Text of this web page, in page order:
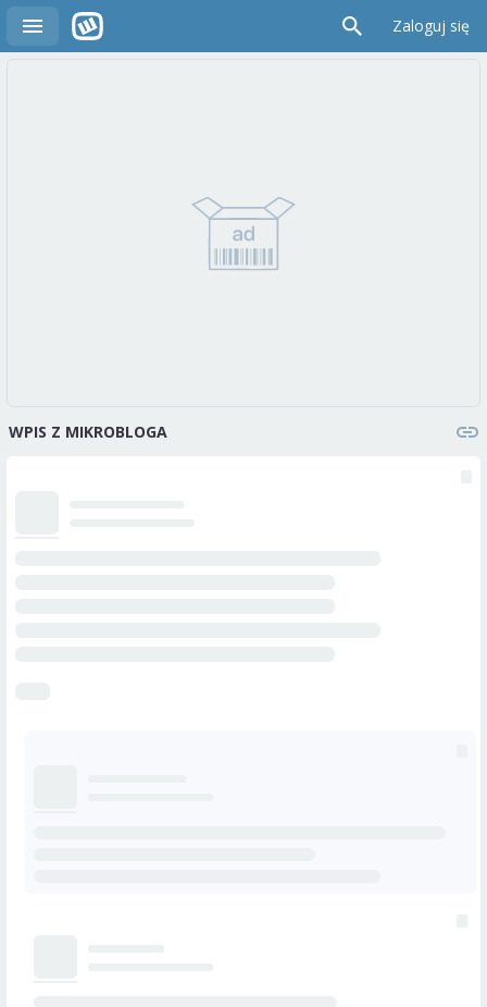
Zaloguj się
WPIS Z MIKROBLOGA